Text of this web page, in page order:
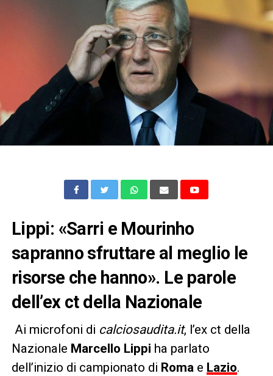
Lippi: «Sarri e Mourinho
sapranno sfruttare al meglio le
risorse che hanno». Le parole
dell’ex ct della Nazionale
Ai microfoni di calciosaudita.it, l’ex ct della
Nazionale Marcello Lippi ha parlato
dell’inizio di campionato di Roma e Lazio.